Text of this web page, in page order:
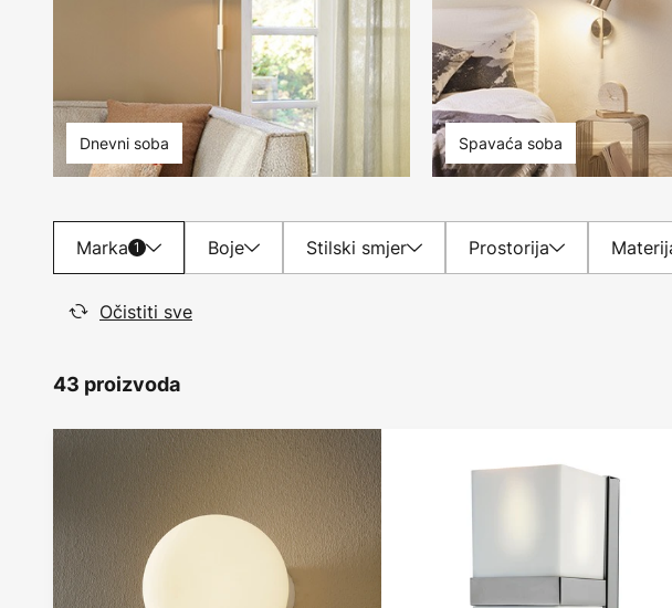
Dnevni soba Spavaća soba
Marka 1 Boje Stilski smjer Prostorija
Očistiti sve
43 proizvoda